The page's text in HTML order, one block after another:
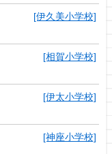
[伊久美小学校]
[相賀小学校]
[伊太小学校]
[神座小学校]